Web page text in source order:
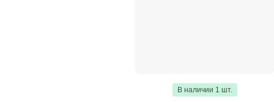
В наличии 1 шт.